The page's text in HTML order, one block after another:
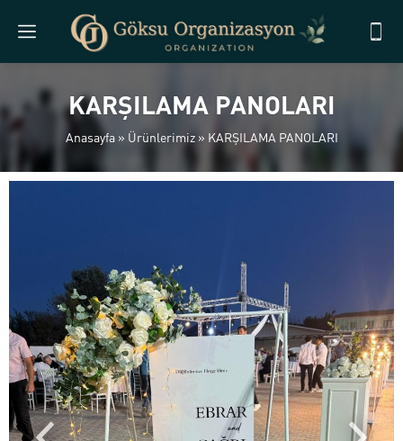
KARŞILAMA PANOLARI
Anasayfa» Ürünlerimiz» KARŞILAMA PANOLARI